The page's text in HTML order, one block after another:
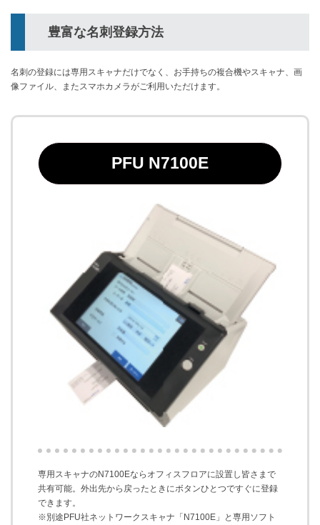
豊富な名刺登録方法
名刺の登録には専用スキャナだけでなく、お手持ちの複合機やスキャナ、画
像ファイル、またスマホカメラがご利用いただけます。
PFU N7100E
専用スキャナのN7100Eならオフィスフロアに設置し皆さまで
共有可能。外出先から戻ったときにボタンひとつですぐに登録
できます。
※別途PFU社ネットワークスキャナ「N7100E」と専用ソフト